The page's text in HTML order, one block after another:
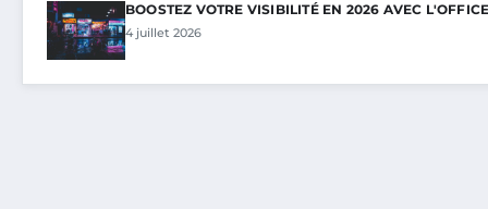
BOOSTEZ VOTRE VISIBILITÉ EN 2026 AVEC
4 juillet 2026